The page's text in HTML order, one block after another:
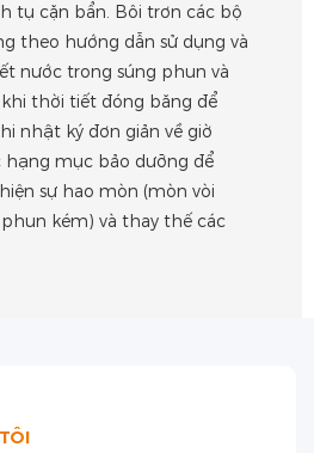
tụ cặn bẩn. Bôi trơn các bộ
theo hướng dẫn sử dụng và
nước trong súng phun và
thời tiết đóng băng để
nhật ký đơn giản về giờ
hạng mục bảo dưỡng để
sự hao mòn (mòn vòi
kém) và thay thế các